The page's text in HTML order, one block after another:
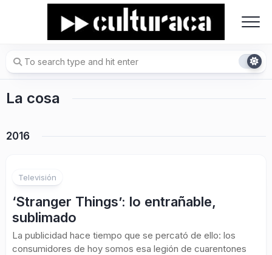
La cosa
2016
Televisión
‘Stranger Things’: lo entrañable,
sublimado
La publicidad hace tiempo que se percató de ello: los
consumidores de hoy somos esa legión de cuarentones